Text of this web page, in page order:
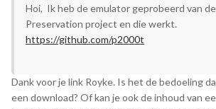
Hoi, Ik heb de emulator geprobeerd van
Preservation project en die werkt.
https://github.com/p2000t
Dank voor je link Royke. Is het de bedoeling
een download? Of kan je ook de inhoud van